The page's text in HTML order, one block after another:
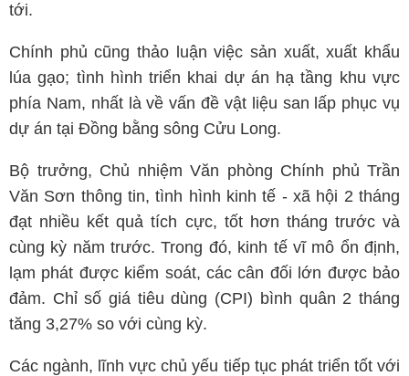
tới.
Chính phủ cũng thảo luận việc sản xuất, xuất khẩu
lúa gạo; tình hình triển khai dự án hạ tầng khu vực
phía Nam, nhất là về vấn đề vật liệu san lấp phục vụ
dự án tại Đồng bằng sông Cửu Long.
Bộ trưởng, Chủ nhiệm Văn phòng Chính phủ Trần
Văn Sơn thông tin, tình hình kinh tế - xã hội 2 tháng
đạt nhiều kết quả tích cực, tốt hơn tháng trước và
cùng kỳ năm trước. Trong đó, kinh tế vĩ mô ổn định,
lạm phát được kiểm soát, các cân đối lớn được bảo
đảm. Chỉ số giá tiêu dùng (CPI) bình quân 2 tháng
tăng 3,27% so với cùng kỳ.
Các ngành, lĩnh vực chủ yếu tiếp tục phát triển tốt với